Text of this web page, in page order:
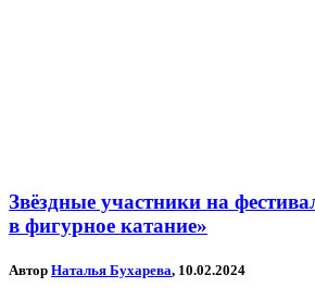
Звёздные участники на
в фигурное катание»
Автор Наталья Бухарева, 10.02.2024